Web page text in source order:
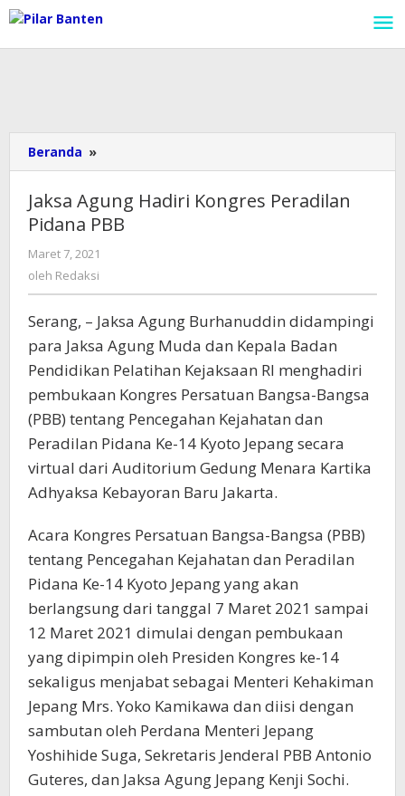
Lewati
ke
konten
Beranda »
Agung
Kongres
Peradilan
Jaksa Agung Hadiri Kongres Peradilan
Pidana PBB
Maret 7, 2021
oleh Redaksi
Serang, – Jaksa Agung Burhanuddin didampingi
para Jaksa Agung Muda dan Kepala Badan
Pendidikan Pelatihan Kejaksaan RI menghadiri
pembukaan Kongres Persatuan Bangsa-Bangsa
(PBB) tentang Pencegahan Kejahatan dan
Peradilan Pidana Ke-14 Kyoto Jepang secara
virtual dari Auditorium Gedung Menara Kartika
Adhyaksa Kebayoran Baru Jakarta.
Acara Kongres Persatuan Bangsa-Bangsa (PBB)
tentang Pencegahan Kejahatan dan Peradilan
Pidana Ke-14 Kyoto Jepang yang akan
berlangsung dari tanggal 7 Maret 2021 sampai
12 Maret 2021 dimulai dengan pembukaan
yang dipimpin oleh Presiden Kongres ke-14
sekaligus menjabat sebagai Menteri Kehakiman
Jepang Mrs. Yoko Kamikawa dan diisi dengan
sambutan oleh Perdana Menteri Jepang
Yoshihide Suga, Sekretaris Jenderal PBB Antonio
Guteres, dan Jaksa Agung Jepang Kenji Sochi.